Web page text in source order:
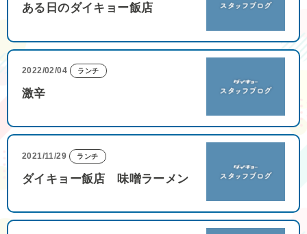
ある日のダイキョー飯店
2022/02/04 ランチ
激辛
2021/11/29 ランチ
ダイキョー飯店 味噌ラーメン